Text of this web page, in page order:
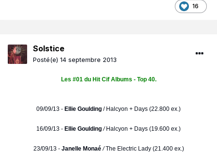
16
Solstice
Posté(e) 14 septembre 2013
Les #01 du Hit Cif Albums - Top 40.
09/09/13 - Ellie Goulding / Halcyon + Days (22.800 ex.)
16/09/13 - Ellie Goulding /Halcyon + Days (19.600 ex.)
23/09/13 - Janelle Monaé /The Electric Lady (21.400 ex.)